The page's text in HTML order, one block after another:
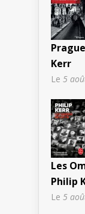
Kerr
Le 5
Les
Philip
Le 5